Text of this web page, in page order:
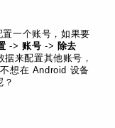
置一个账号，如果要
-> 账号 -> 除去
据来配置其他账号，
想在 Android 设备
？